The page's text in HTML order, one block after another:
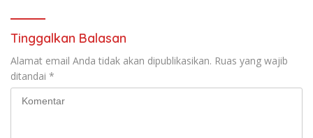
Tinggalkan Balasan
Alamat email Anda tidak akan dipublikasikan. Ruas yang wajib
ditandai *